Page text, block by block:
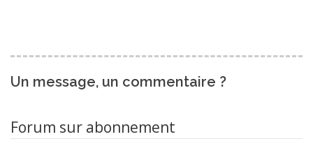
Un message, un commentaire ?
Forum sur abonnement